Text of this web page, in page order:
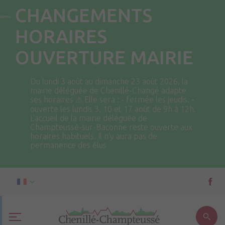
CHANGEMENTS
HORAIRES
OUVERTURE MAIRIE
Du lundi 3 août au dimanche 23 août 2026, la
mairie déléguée de Chenillé-Changé adapte
ses horaires ⚠ Elle sera : - fermée les jeudis. -
ouverte les lundis 3, 10 et 17 août de 9h à 12h.
L'accueil de la mairie déléguée de
Champteussé-sur-Baconne reste ouverte aux
horaires habituels. Il n'y aura pas de
permanence des élus